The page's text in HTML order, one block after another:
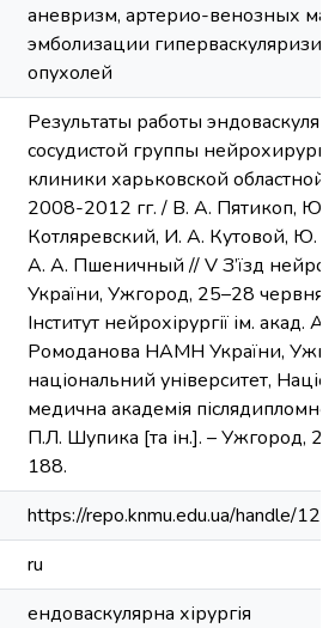
аневризм, артерио-венозных
эмболизации
опухолей
Результаты работы
сосудистой группы
клиники харьковской
2008-2012 гг. / В. А. Пятикоп, Ю.
Котляревский, И. А. Кутовой, Ю.
А. А. Пшеничный // V З’їзд
України, Ужгород, 25–28 червня
Інститут нейрохірургії ім. акад.
Ромоданова НАМН України,
національний університет,
медична академія післядипломної
П.Л. Шупика [та ін.]. – Ужгород,
188.
https://repo.knmu.edu.ua/handle/
ru
ендоваскулярна хірургія